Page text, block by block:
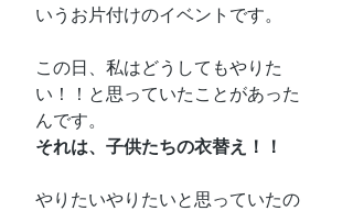
いうお片付けのイベントです。
この日、私はどうしてもやりた
い！！と思っていたことがあった
んです。
それは、子供たちの衣替え！！
やりたいやりたいと思っていたの